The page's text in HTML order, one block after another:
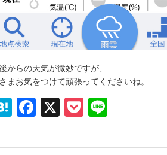
からの天気が微妙ですが、
まお気をつけて頑張ってくださいね。
Hatena
Facebook
X Pocket